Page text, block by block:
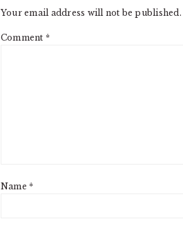
Your email address will not be published.
Comment *
Name*